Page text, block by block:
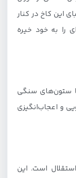
این کاخ در کنار
را به خود خیره
ستون‌های سنگی
و اعجاب‌انگیزی
است. این